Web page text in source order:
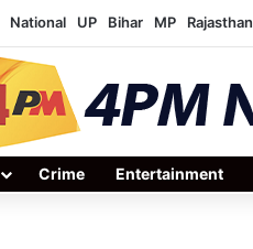
National UP Bihar MP Rajasthan
Crime Entertainment